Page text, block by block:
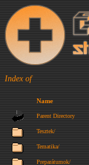
Index of
Name
Parent Directory
Tesztek/
Tematika/
Preparátumok/